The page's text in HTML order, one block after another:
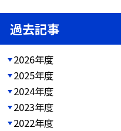
過去記事
2026年度
2025年度
2024年度
2023年度
2022年度